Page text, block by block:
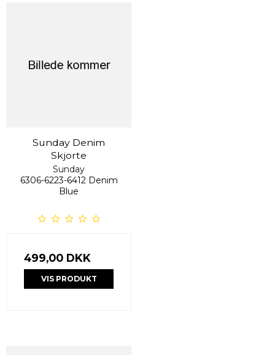
Sunday Denim
Skjorte
Sunday
6306-6223-6412 Denim
Blue
499,00 DKK
VIS PRODUKT